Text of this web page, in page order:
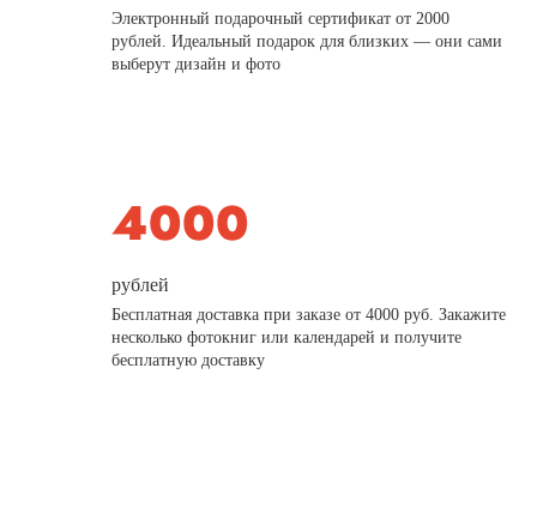
Электронный подарочный сертификат от 2000
рублей. Идеальный подарок для близких — они сами
выберут дизайн и фото
рублей
Бесплатная доставка при заказе от 4000 руб. Закажите
несколько фотокниг или календарей и получите
бесплатную доставку